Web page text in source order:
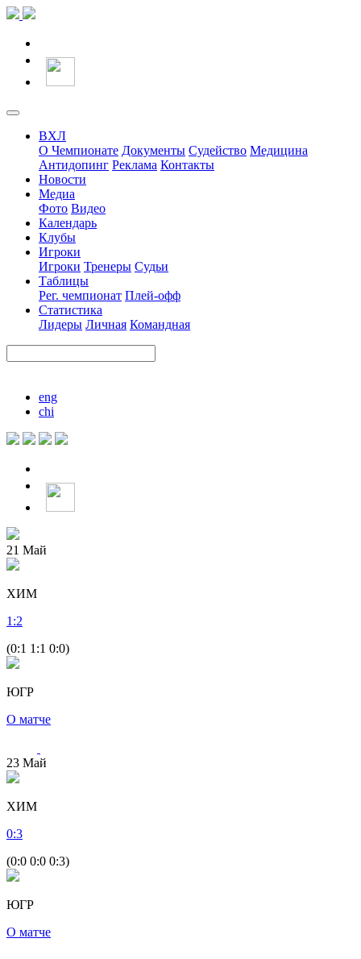
ВХЛ
О Чемпионате Документы Судейство Медицина
Антидопинг Реклама Контакты
Новости
Медиа
Фото Видео
Календарь
Клубы
Игроки
Игроки Тренеры Судьи
Таблицы
Рег. чемпионат Плей-офф
Статистика
Лидеры Личная Командная
eng
chi
21 Май
ХИМ
1 :2
(0:1 1:1 0:0)
ЮГР
О матче
23 Май
ХИМ
0:3
(0:0 0:0 0:3)
ЮГР
О матче